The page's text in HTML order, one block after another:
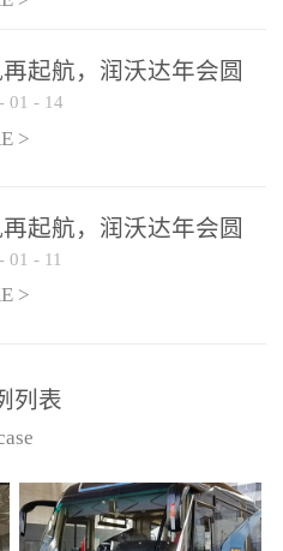
起航，润沃达年会圆
！
- 01 - 14
>
起航，润沃达年会圆
！
- 01 - 11
>
列表